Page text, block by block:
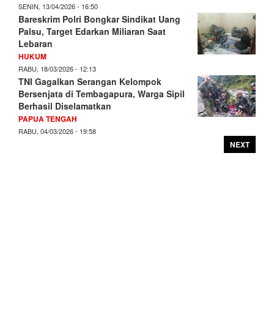
SENIN, 13/04/2026 - 16:50
Bareskrim Polri Bongkar Sindikat Uang
Palsu, Target Edarkan Miliaran Saat
Lebaran
HUKUM
RABU, 18/03/2026 - 12:13
TNI Gagalkan Serangan Kelompok
Bersenjata di Tembagapura, Warga Sipil
Berhasil Diselamatkan
PAPUA TENGAH
RABU, 04/03/2026 - 19:58
NEXT